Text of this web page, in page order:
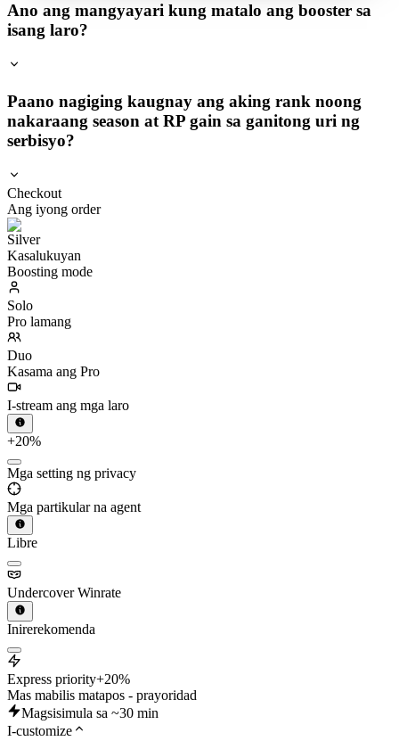
Ano ang mangyayari kung matalo ang booster sa
isang laro?
Paano nagiging kaugnay ang aking rank noong
nakaraang season at RP gain sa ganitong uri ng
serbisyo?
Checkout
Ang iyong order
Kasalukuyan
Boosting mode
Solo
Pro lamang
Duo
Kasama ang Pro
I-stream ang mga laro
+20%
Mga setting ng privacy
Mga partikular na agent
Libre
Undercover Winrate
Inirerekomenda
Express priority+20%
Mas mabilis matapos - prayoridad
Magsisimula sa ~30 min
I-customize